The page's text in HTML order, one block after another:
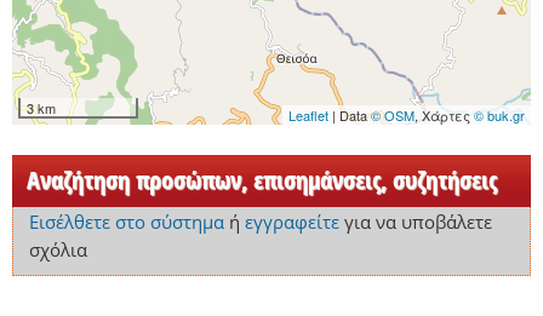
3 km Leaflet | Data© OSM, Χάρτες© buk.gr
Αναζήτηση προσώπων, επισημάνσεις, συζητήσεις
Εισέλθετε στο σύστημαή εγγραφείτεγια να υποβάλετε
σχόλια